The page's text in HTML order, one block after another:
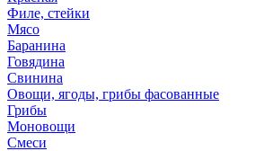
Филе, стейки
Мясо
Баранина
Говядина
Свинина
Овощи, ягоды, грибы фасованные
Грибы
Моновощи
Смеси